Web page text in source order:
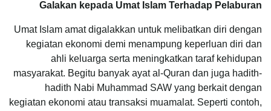
Galakan kepada Umat Islam Terhadap Pelaburan
Umat Islam amat digalakkan untuk melibatkan diri dengan
kegiatan ekonomi demi menampung keperluan diri dan
ahli keluarga serta meningkatkan taraf kehidupan
masyarakat. Begitu banyak ayat al-Quran dan juga hadith-
hadith Nabi Muhammad SAW yang berkait dengan
kegiatan ekonomi atau transaksi muamalat. Seperti contoh,